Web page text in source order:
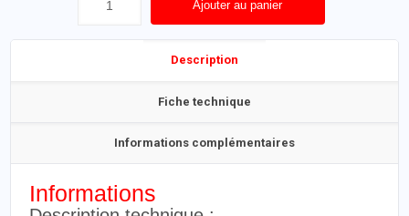
Ajouter au panier
Description
Fiche technique
Informations complémentaires
Informations